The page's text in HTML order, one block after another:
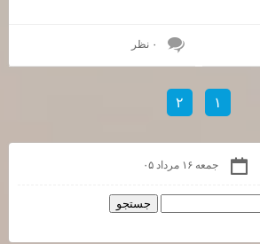
۰ نظر
۱ ۲
جمعه ۱۶ مرداد ۰۵